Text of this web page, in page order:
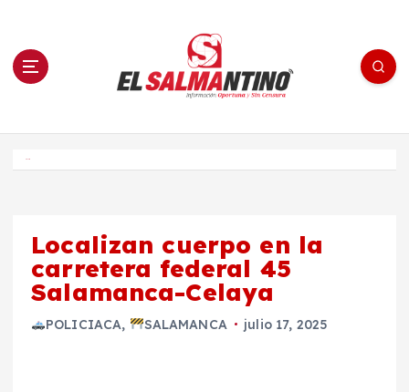
n El Salmantino - medios/noticias/editorial
Localizan cuerpo en la
carretera federal 45
Salamanca-Celaya
POLICIACA, SALAMANCA julio 17, 2025